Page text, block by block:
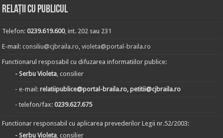
Relații cu publicul
Telefon:0239.619.600, int. 202 sau 231
E-mail:consiliu@cjbraila.ro,violeta@portal-braila.ro
Functionarul resposabil cu difuzarea informatiilor publice:
- Serbu Violeta, consilier
- e-mail:relatiipublice@portal-braila.ro, petitii@cjbraila.ro
- telefon/fax:0239.627.675
Functionar responsabil cu aplicarea prevederilor Legii nr.52/2003:
- Serbu Violeta, consilier